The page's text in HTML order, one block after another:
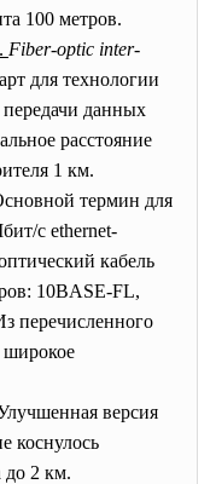
100 метров.
Fiber-optic inter-
для технологии
данных
расстояние
1 км.
термин для
с ethernet-
кабель
10BASE-FL,
перечисленного
широкое
версия
коснулось
до 2 км.